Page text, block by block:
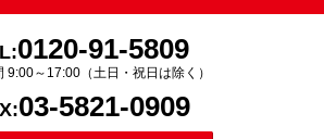
0120-91-5809
9:00～17:00（土日・祝日は除く）
03-5821-0909